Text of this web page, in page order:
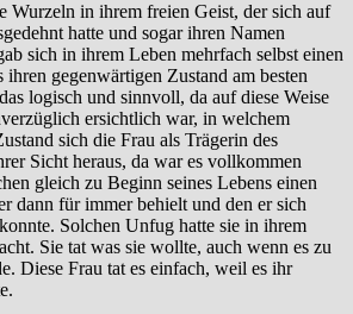
Wurzeln in ihrem freien Geist, der sich auf
hatte und sogar ihren Namen
sich in ihrem Leben mehrfach selbst einen
ihren gegenwärtigen Zustand am besten
logisch und sinnvoll, da auf diese Weise
ersichtlich war, in welchem
sich die Frau als Trägerin des
Sicht heraus, da war es vollkommen
gleich zu Beginn seines Lebens einen
dann für immer behielt und den er sich
Solchen Unfug hatte sie in ihrem
Sie tat was sie wollte, auch wenn es zu
Diese Frau tat es einfach, weil es ihr